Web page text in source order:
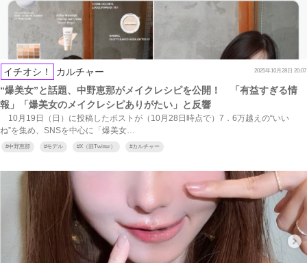
イチオシ！ カルチャー 2025年10月28日 20:07
“爆美女”と話題、中野恵那がメイクレシピを公開！ 「有益すぎる情
報」「爆美女のメイクレシピありがたい」と反響
10月19日（日）に投稿したポストが（10月28日時点で）7．6万越えの“いい
ね”を集め、SNSを中心に「爆美女…
#中野恵那 #モデル #X（旧Twitter） #カルチャー